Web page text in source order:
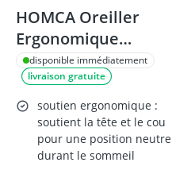
HOMCA Oreiller
Ergonomique
Orthopédique
60x40x12/14cm Noir
disponible immédiatement
livraison gratuite
soutien ergonomique :
soutient la tête et le cou
pour une position neutre
durant le sommeil